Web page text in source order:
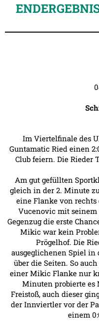
Im Viertelfinale des
Guntamatic Ried einen
Club feiern. Die Rieder
Am gut gefüllten
gleich in der 2. Minute
eine Flanke von
Vucenovic mit
Gegenzug die erste
Mikic war kein
Prögelhof. Die
ausgeglichenen Spiel
über die Seiten. So
einer Mikic Flanke nur
Minuten probierte
Freistoß, auch dieser
der Innviertler vor der
einem